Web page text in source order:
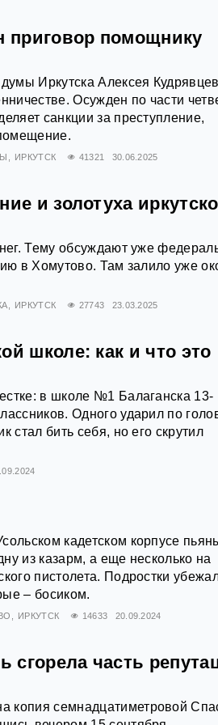
помощнику
Иркутска Алексея
Осужден по части
санкции за преступление,
ИРКУТСК 41321 30.06.2025
и золотуха
Тему обсуждают уже
в Хомутово. Там залило уже
ИРКУТСК 27743 23.03.2025
школе: как и что это
в школе №1 Балаганска 13-
Одного ударил по
стал бить себя, но его скрутил
кадетском корпусе
из казарм, а еще несколько на
пистолета. Подростки
– босиком.
ИРКУТСК 14633 20.09.2024
часть
копия семнадцатиметровой